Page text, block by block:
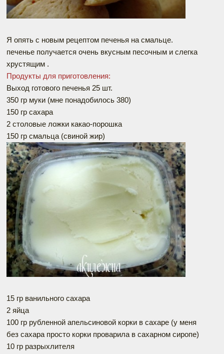
Я опять с новым рецептом печенья на смальце.
печенье получается очень вкусным песочным и слегка
хрустящим .
Продукты для приготовления:
Выход готового печенья 25 шт.
350 гр муки (мне понадобилось 380)
150 гр сахара
2 столовые ложки какао-порошка
150 гр смальца (свиной жир)
15 гр ванильного сахара
2 яйца
100 гр рубленной апельсиновой корки в сахаре (у меня
без сахара просто корки проварила в сахарном сиропе)
10 гр разрыхлителя